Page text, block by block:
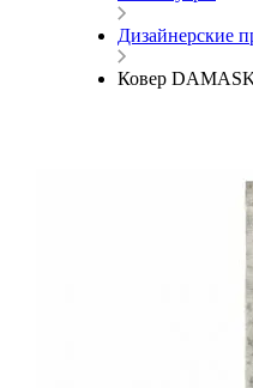
Дизайнерские
Ковер